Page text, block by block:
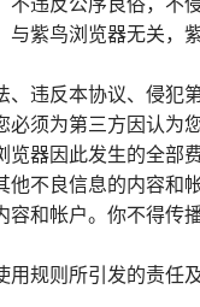
违反公序良俗，不
紫鸟浏览器无关，
违反本协议、侵犯
须为第三方因认为
器因此发生的全部
不良信息的内容和
和帐户。你不得传
规则所引发的责任